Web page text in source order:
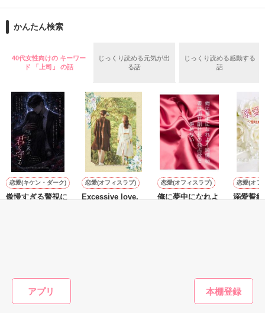
アプリ
絶対に嫁ぎたくない
オリヴィア　olivia
ready,
＼fight!／
＊
「たった今から、お前は俺の婚約者だ」
(誤解)しようとしていると勘違いされて救われる。
「捨てるつもりならマティルダの命、僕に頂戴？ねぇ、いいで
目を覚ましたら黒い兎の仮面をつけた青年、マティルダの魔法
仮面をつけたヤンデレ魔法使いのとド天然令嬢のすれ違い新婚
(監禁)生活、スタートです！？
(なろう、カクヨム掲載中)
作品を読む
を内に秘める、そんな物語
※電子書籍化進行中です！
作品を読む
かんたん検索
40代女性向けの キーワー
ド 「上司」 の話
じっくり読める元気が出
る話
じっくり読める感動する
話
恋愛(キケン・ダーク)
傲慢すぎる警視に
恋愛(オフィスラブ)
Excessive love.
恋愛(オフィスラブ)
俺に夢中になれよ
恋愛(オフ
溺愛誓 ･
かんたん検索の条件を変える